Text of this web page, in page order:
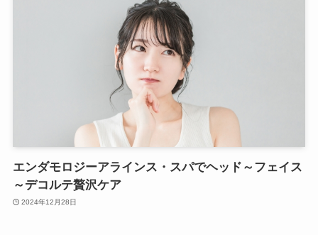
エンダモロジーアラインス・スパでヘッド～フェイス
～デコルテ贅沢ケア
2024年12月28日